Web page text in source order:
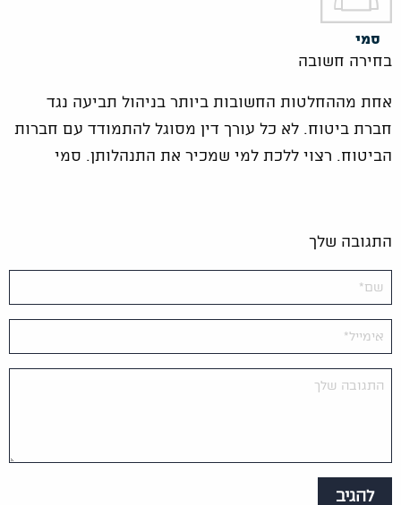
סמי
בחירה חשובה
אחת מההחלטות החשובות ביותר בניהול תביעה נגד
חברת ביטוח. לא כל עורך דין מסוגל להתמודד עם חברות
הביטוח. רצוי ללכת למי שמכיר את התנהלותן. סמי
התגובה שלך